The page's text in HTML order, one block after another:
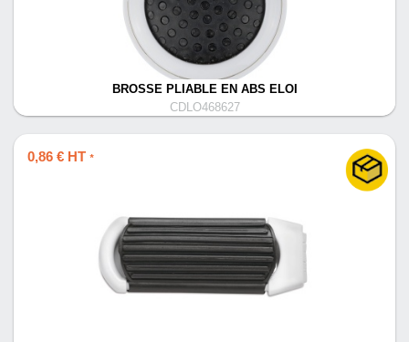
BROSSE PLIABLE EN ABS ELOI
CDLO468627
0,86 € HT *